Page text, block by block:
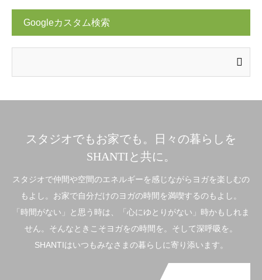
Googleカスタム検索
スタジオでもお家でも。日々の暮らしを
SHANTIと共に。
スタジオで仲間や空間のエネルギーを感じながらヨガを楽しむの
もよし。お家で自分だけのヨガの時間を満喫するのもよし。
「時間がない」と思う時は、「心にゆとりがない」時かもしれま
せん。そんなときこそヨガをの時間を。そして深呼吸を。
SHANTIはいつもみなさまの暮らしに寄り添います。